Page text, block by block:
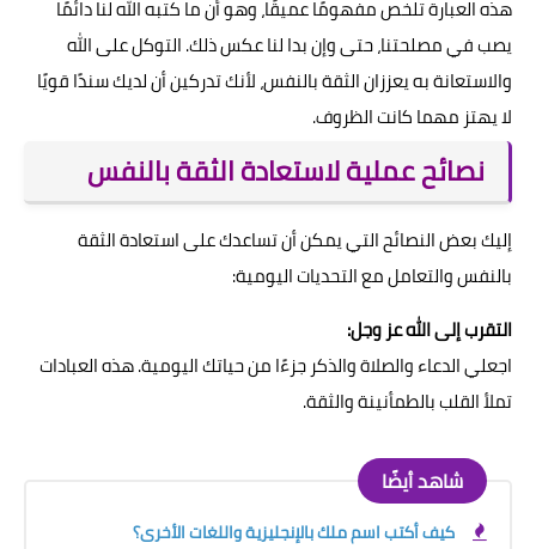
هذه العبارة تلخص مفهومًا عميقًا، وهو أن ما كتبه الله لنا دائمًا
يصب في مصلحتنا، حتى وإن بدا لنا عكس ذلك. التوكل على الله
والاستعانة به يعززان الثقة بالنفس، لأنك تدركين أن لديك سندًا قويًا
لا يهتز مهما كانت الظروف.
نصائح عملية لاستعادة الثقة بالنفس
إليك بعض النصائح التي يمكن أن تساعدك على استعادة الثقة
بالنفس والتعامل مع التحديات اليومية:
التقرب إلى الله عز وجل:
اجعلي الدعاء والصلاة والذكر جزءًا من حياتك اليومية. هذه العبادات
تملأ القلب بالطمأنينة والثقة.
شاهد أيضًا
كيف أكتب اسم ملك بالإنجليزية واللغات الأخرى؟